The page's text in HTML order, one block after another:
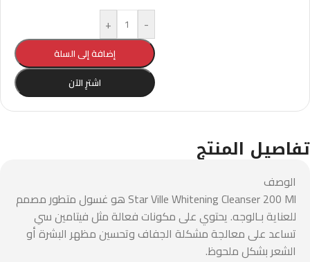
-
+
إضافة إلى السلة
اشترِ الآن
تفاصيل المنتج
الوصف
Star Ville Whitening Cleanser 200 Ml هو غسول متطور مصمم
للعناية بـالوجه. يحتوي على مكونات فعالة مثل فيتامين سي
تساعد على معالجة مشكلة الجفاف وتحسين مظهر البشرة أو
الشعر بشكل ملحوظ.